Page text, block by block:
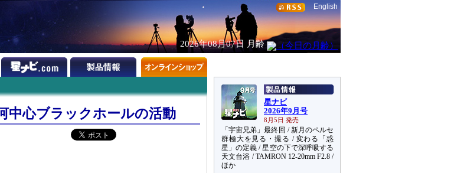
English
2026年08月07日 月齢
中心ブラックホールの活動
星ナビ
2026年9月号
8月5日 発売
「宇宙兄弟」最終回 / 新月のペルセ
群極大を見る・撮る / 変わる「惑
星」の定義 / 星空の下で深呼吸する
天文台浴 / TAMRON 12-20mm F2.8 /
ほか